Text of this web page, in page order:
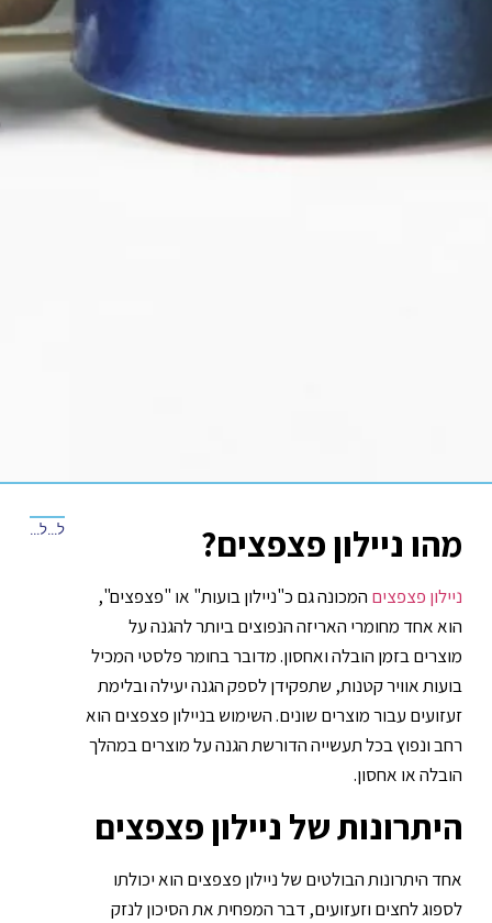
מהו ניילון פצפצים?
ניילון פצפצים המכונה גם כ"ניילון בועות" או "פצפצים",
הוא אחד מחומרי האריזה הנפוצים ביותר להגנה על
מוצרים בזמן הובלה ואחסון. מדובר בחומר פלסטי המכיל
בועות אוויר קטנות, שתפקידן לספק הגנה יעילה ובלימת
זעזועים עבור מוצרים שונים. השימוש בניילון פצפצים הוא
רחב ונפוץ בכל תעשייה הדורשת הגנה על מוצרים במהלך
הובלה או אחסון.
היתרונות של ניילון פצפצים
אחד היתרונות הבולטים שלניילון פצפצים הוא יכולתו
לספוג לחצים וזעזועים, דבר המפחית את הסיכון לנזק
למאמר הקודם למאמר הבא